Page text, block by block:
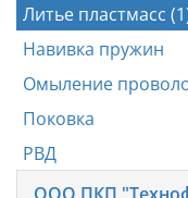
Литье пластмасс
Навивка пружин
Омыление
Поковка
РВД
ООО ПКП